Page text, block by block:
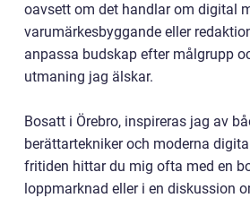
oavsett om det handlar om digital
varumärkesbyggande eller
anpassa budskap efter målgrupp
utmaning jag älskar.
Bosatt i Örebro, inspireras jag av
berättartekniker och moderna
fritiden hittar du mig ofta med en
loppmarknad eller i en diskussion